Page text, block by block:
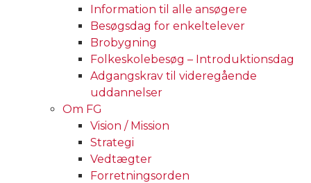
Information til alle ansøgere
Besøgsdag for enkeltelever
Brobygning
Folkeskolebesøg – Introduktionsdag
Adgangskrav til videregående
uddannelser
Om FG
Vision / Mission
Strategi
Vedtægter
Forretningsorden